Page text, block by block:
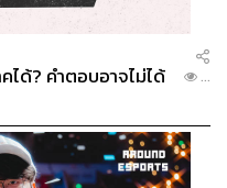
ได้? คำตอบอาจไม่ได้
...